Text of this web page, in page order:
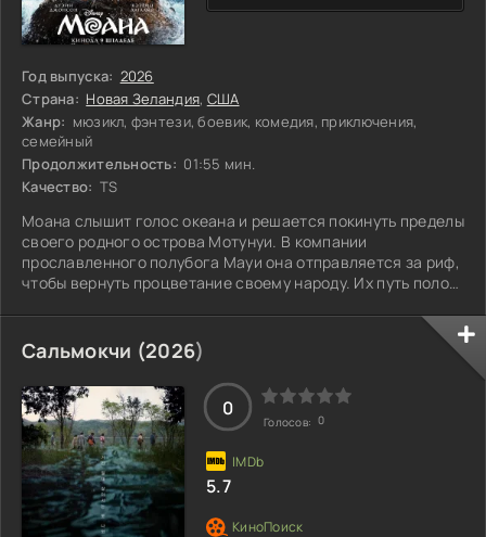
Год выпуска: 2026
Страна: Новая Зеландия, США
Жанр: мюзикл, фэнтези, боевик, комедия, приключения,
семейный
Продолжительность: 01:55 мин.
Качество: TS
Моана слышит голос океана и решается покинуть пределы
своего родного острова Мотунуи. В компании
прославленного полубога Мауи она отправляется за риф,
чтобы вернуть процветание своему народу. Их путь полон
другие лишь подогревают интерес. Впереди ждёт нечто
большее, чем просто приключение. Что же действительно
хранит море?
Сальмокчи (2026)
0
Голосов: 0
5.7